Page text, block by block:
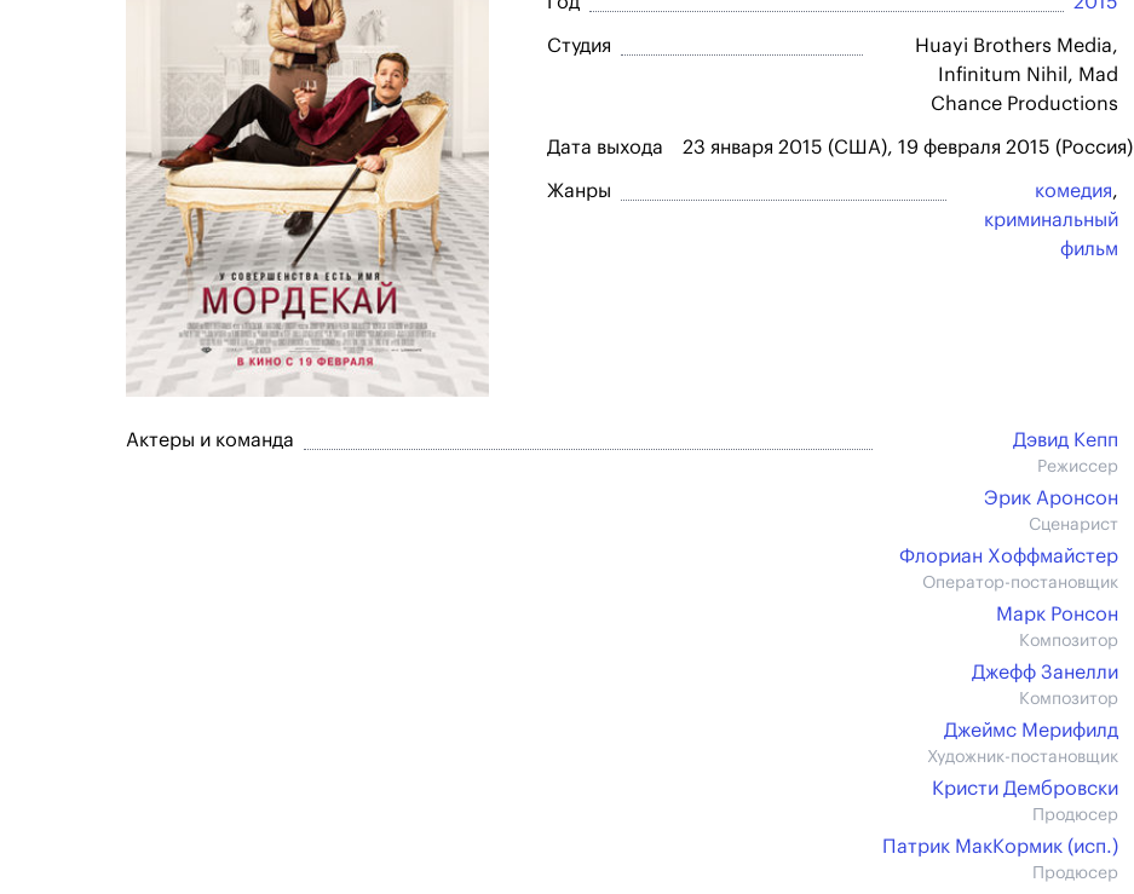
Студия
Huayi Brothers Media,
Infinitum Nihil, Mad
Chance Productions
Дата выхода 23 января 2015 (США), 19 февраля 2015 (Россия)
Жанры комедия,
криминальный
фильм
Актеры и команда Дэвид Кепп
Режиссер
Эрик Аронсон
Сценарист
Флориан Хоффмайстер
Оператор-постановщик
Марк Ронсон
Композитор
Джефф Занелли
Композитор
Джеймс Мерифилд
Художник-постановщик
Кристи Дембровски
Продюсер
Патрик МакКормик (иcп.)
Продюсер